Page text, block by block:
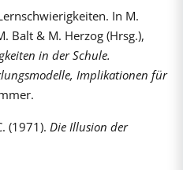
In M.
Balt & M. Herzog (Hrsg.),
in der Schule.
Implikationen für
(1971). Die Illusion der